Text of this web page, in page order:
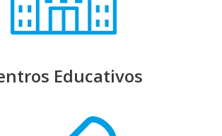
Educativos